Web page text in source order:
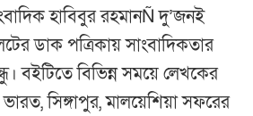
হাবিবুর রহমানÑ দু’জনই
ডাক পত্রিকায় সাংবাদিকতার
বইটিতে বিভিন্ন সময়ে লেখকের
সিঙ্গাপুর, মালয়েশিয়া সফরের